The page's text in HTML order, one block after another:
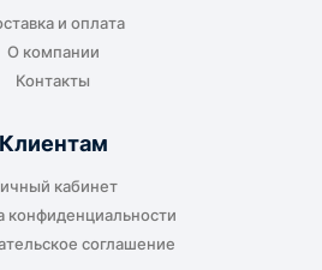
пункте выдачи.
доставить
на объект, склад,
и оплата
О компании
Контакты
Клиентам
кабинет
конфиденциальности
соглашение